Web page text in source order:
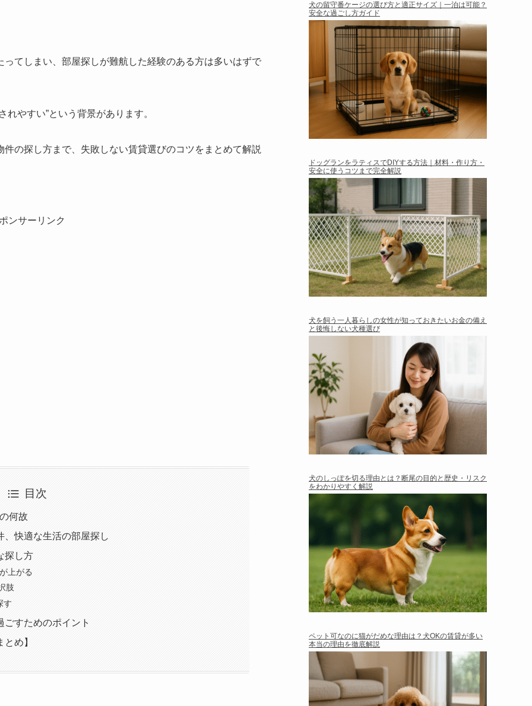
てしまい、部屋探しが難航した経験のある方は多いはずで
やすい”という背景があります。
の探し方まで、失敗しない賃貸選びのコツをまとめて解説
ンサーリンク
目次
何故
、快適な生活の部屋探し
探し方
上がる
肢
す
すためのポイント
め】
犬の留守番ケージの選び方と適正サイズ｜一泊は可能？
安全な過ごし方ガイド
ドッグランをラティスでDIYする方法｜材料・作り方・
安全に使うコツまで完全解説
犬を飼う一人暮らしの女性が知っておきたいお金の備え
と後悔しない犬種選び
犬のしっぽを切る理由とは？断尾の目的と歴史・リスク
をわかりやすく解説
ペット可なのに猫がだめな理由は？犬OKの賃貸が多い
本当の理由を徹底解説